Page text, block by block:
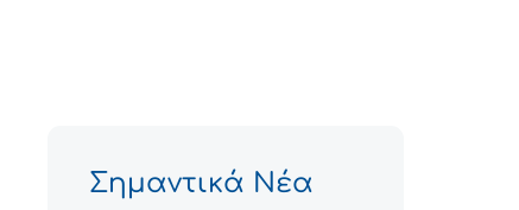
Σημαντικά Νέα